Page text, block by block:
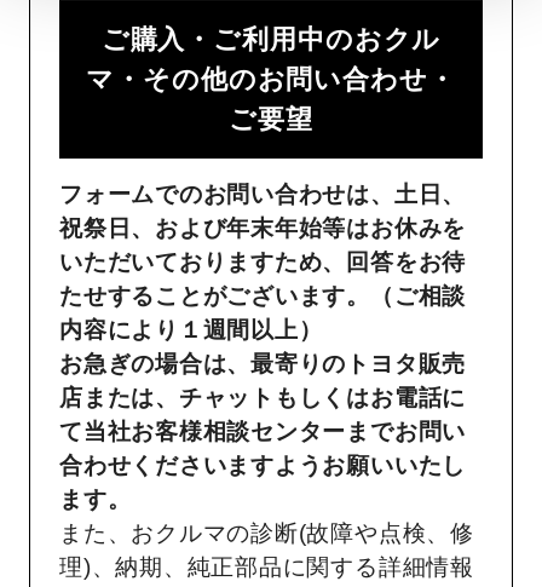
ご購入・ご利用中のおクル
マ・その他のお問い合わせ・
ご要望​
フォームでのお問い合わせは、土日、
祝祭日、および年末年始等はお休みを
いただいておりますため、回答をお待
たせすることがございます。（ご相談
内容により１週間以上）
お急ぎの場合は、最寄りのトヨタ販売
店または、チャットもしくはお電話に
て当社お客様相談センターまでお問い
合わせくださいますようお願いいたし
ます。
また、おクルマの診断(故障や点検、修
理)、納期、純正部品に関する詳細情報